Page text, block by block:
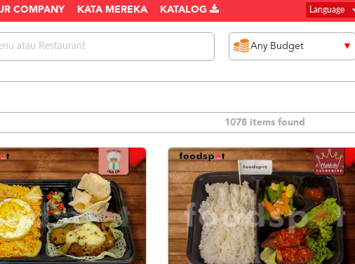
COMPANY KATA MEREKA KATALOG
1078 items found